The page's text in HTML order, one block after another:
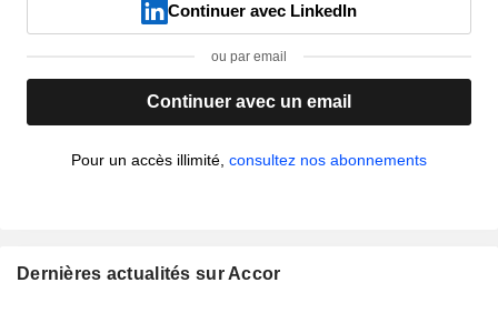
Continuer avec LinkedIn
ou par email
Continuer avec un email
Pour un accès illimité, consultez nos abonnements
Dernières actualités sur Accor